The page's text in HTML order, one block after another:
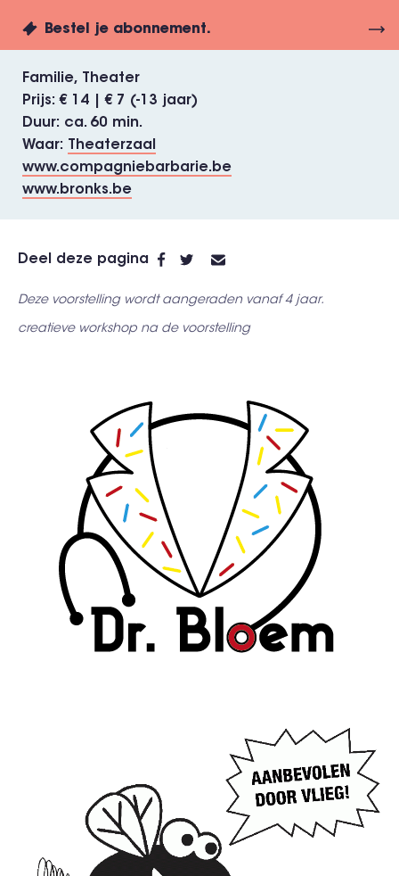
Bestel je abonnement.
Familie
Theater
Prijs
€ 14 | € 7 (-13 jaar)
Duur
ca. 60 min.
Waar
Theaterzaal
www.compagniebarbarie.be
www.bronks.be
Deel deze pagina
Deze voorstelling wordt aangeraden vanaf 4 jaar.
creatieve workshop na de voorstelling